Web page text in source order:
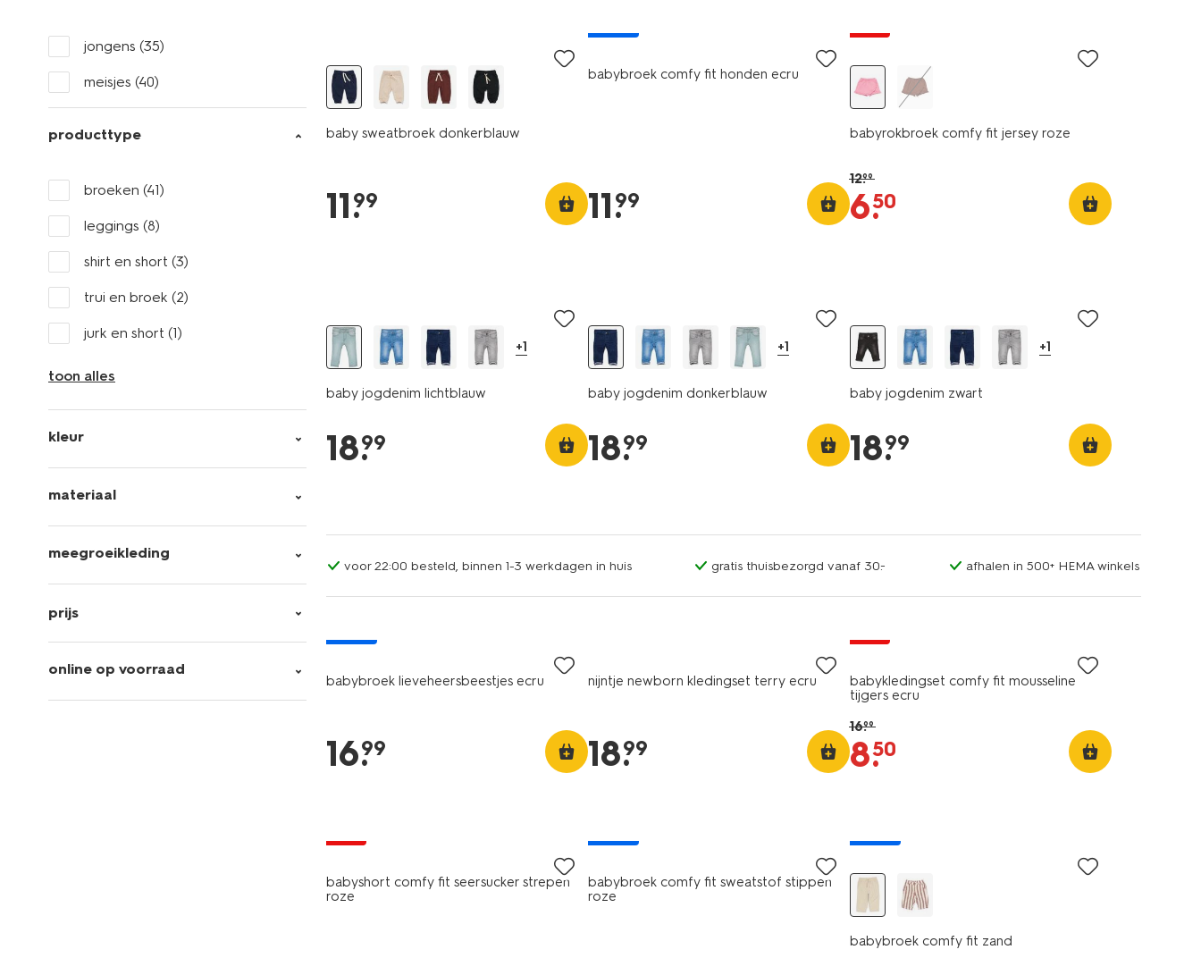
jongens (35)
meisjes (40)
producttype
broeken (41)
leggings (8)
shirt en short (3)
trui en broek (2)
jurk en short (1)
toon alles
kleur
materiaal
meegroeikleding
prijs
online op voorraad
baby sweatbroek donkerblauw
11.
99
babybroek comfy fit honden ecru
11.
99
babyrokbroek comfy fit jersey roze
12.99
6.
50
+1
baby jogdenim lichtblauw
18.
99
+1
baby jogdenim donkerblauw
18.
99
+1
baby jogdenim zwart
18.
99
voor 22:00 besteld, binnen 1-3 werkdagen in huis gratis thuisbezorgd vanaf 30.- afhalen in 500+ HEMA winkels
babybroek lieveheersbeestjes ecru
16.
99
nijntje newborn kledingset terry ecru
18.
99
babykledingset comfy fit mousseline
tijgers ecru
16.99
8.
50
babyshort comfy fit seersucker strepen
roze
babybroek comfy fit sweatstof stippen
roze
babybroek comfy fit zand